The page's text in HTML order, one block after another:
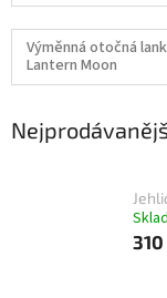
Výměnná otočná
Lantern Moon